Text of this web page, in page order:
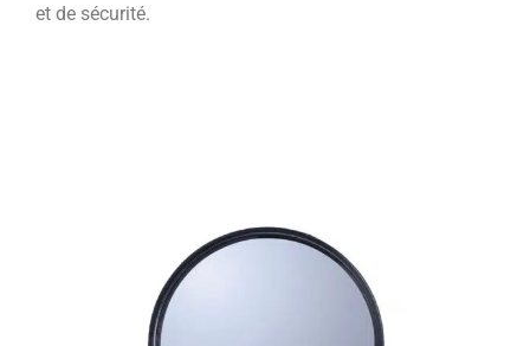
et de sécurité.